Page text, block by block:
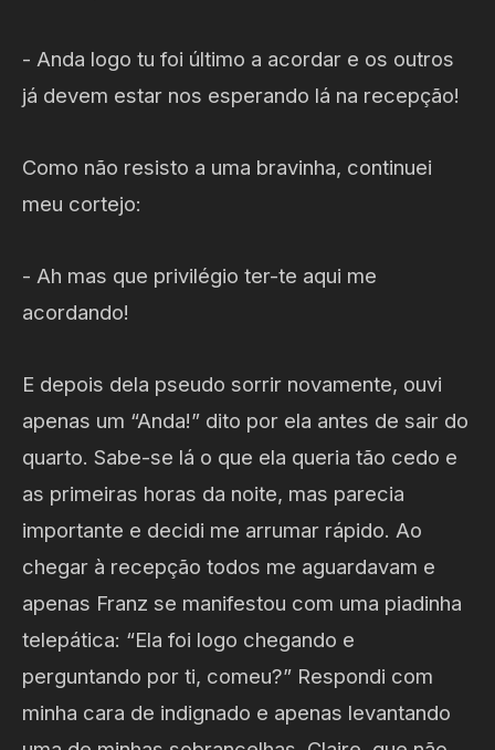
- Anda logo tu foi último a acordar e os outros
já devem estar nos esperando lá na recepção!
Como não resisto a uma bravinha, continuei
meu cortejo:
- Ah mas que privilégio ter-te aqui me
acordando!
E depois dela pseudo sorrir novamente, ouvi
apenas um “Anda!” dito por ela antes de sair do
quarto. Sabe-se lá o que ela queria tão cedo e
as primeiras horas da noite, mas parecia
importante e decidi me arrumar rápido. Ao
chegar à recepção todos me aguardavam e
apenas Franz se manifestou com uma piadinha
telepática: “Ela foi logo chegando e
perguntando por ti, comeu?” Respondi com
minha cara de indignado e apenas levantando